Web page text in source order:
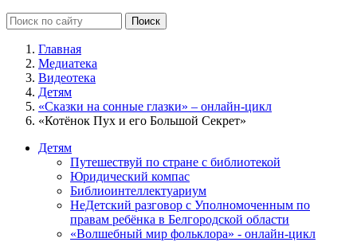
Главная
Медиатека
Видеотека
Детям
«Сказки на сонные глазки» – онлайн-цикл
«Котёнок Пух и его Большой Секрет»
Детям
Путешествуй по стране с библиотекой
Юридический компас
Библиоинтеллектуариум
НеДетский разговор с Уполномоченным по
правам ребёнка в Белгородской области
«Волшебный мир фольклора» - онлайн-цикл